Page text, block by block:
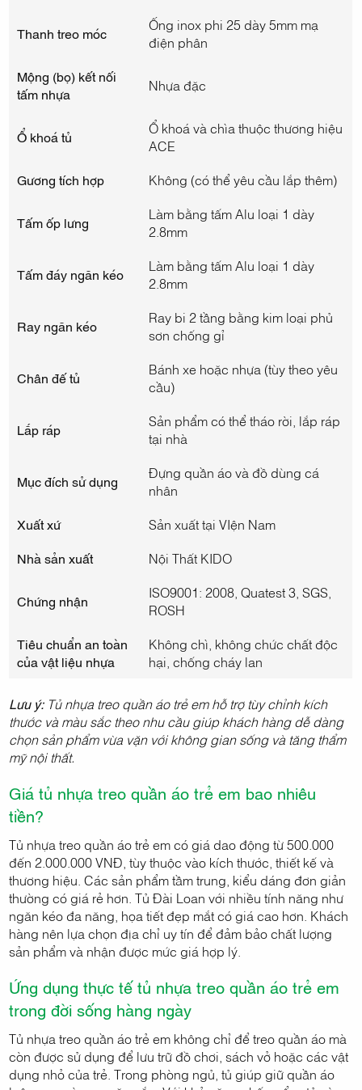
Thanh treo móc
Ống inox phi 25 dày 5mm mạ
điện phân
Mộng (bọ) kết nối
tấm nhựa
Nhựa đặc
Ổ khoá tủ
Ổ khoá và chìa thuộc thương hiệu
ACE
Gương tích hợp
Không (có thể yêu cầu lắp thêm)
Tấm ốp lưng
Làm bằng tấm Alu loại 1 dày
2.8mm
Tấm đáy ngăn kéo
Làm bằng tấm Alu loại 1 dày
2.8mm
Ray ngăn kéo
Ray bi 2 tầng bằng kim loại phủ
sơn chống gỉ
Chân đế tủ
Bánh xe hoặc nhựa (tùy theo yêu
cầu)
Lắp ráp
Sản phẩm có thể tháo rời, lắp ráp
tại nhà
Mục đích sử dụng
Đựng quần áo và đồ dùng cá
nhân
Xuất xứ
Sản xuất tại VIện Nam
Nhà sản xuất
Nội Thất KIDO
Chứng nhận
ISO9001: 2008, Quatest 3, SGS,
ROSH
Tiêu chuẩn an toàn
của vật liệu nhựa
Không chì, không chức chất độc
hại, chống cháy lan
Lưu ý:Tủ nhựa treo quần áo trẻ em hỗ trợ tùy chỉnh kích
thước và màu sắc theo nhu cầu giúp khách hàng dễ dàng
chọn sản phẩm vừa vặn với không gian sống và tăng thẩm
mỹ nội thất.
Giá tủ nhựa treo quần áo trẻ em bao nhiêu
tiền?
Tủ nhựa treo quần áo trẻ em có giá dao động từ 500.000
đến 2.000.000 VNĐ, tùy thuộc vào kích thước, thiết kế và
thương hiệu. Các sản phẩm tầm trung, kiểu dáng đơn giản
thường có giá rẻ hơn. Tủ Đài Loan với nhiều tính năng như
ngăn kéo đa năng, họa tiết đẹp mắt có giá cao hơn. Khách
hàng nên lựa chọn địa chỉ uy tín để đảm bảo chất lượng
sản phẩm và nhận được mức giá hợp lý.
Ứng dụng thực tế tủ nhựa treo quần áo trẻ em
trong đời sống hàng ngày
Tủ nhựa treo quần áo trẻ em không chỉ để treo quần áo mà
còn được sử dụng để lưu trữ đồ chơi, sách vở hoặc các vật
dụng nhỏ của trẻ. Trong phòng ngủ, tủ giúp giữ quần áo